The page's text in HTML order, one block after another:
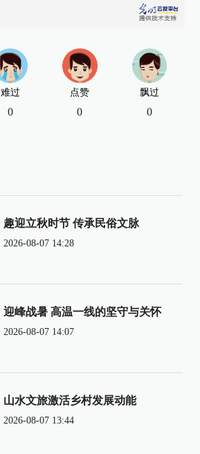
难过
0
点赞
0
飘过
0
趣迎立秋时节 传承民俗文脉
2026-08-07 14:28
迎峰战暑 高温一线的坚守与关怀
2026-08-07 14:07
山水文旅激活乡村发展动能
2026-08-07 13:44